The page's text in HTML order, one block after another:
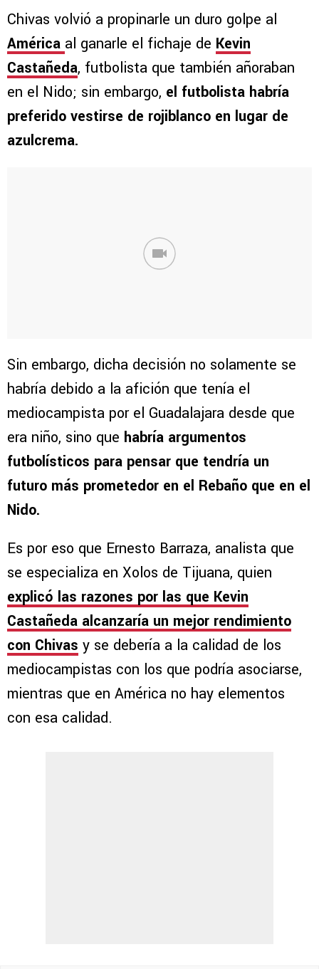
Chivas volvió a propinarle un duro golpe al
América al ganarle el fichaje de Kevin
Castañeda, futbolista que también añoraban
en el Nido; sin embargo, el futbolista habría
preferido vestirse de rojiblanco en lugar de
azulcrema.
Sin embargo, dicha decisión no solamente se
habría debido a la afición que tenía el
mediocampista por el Guadalajara desde que
era niño, sino que habría argumentos
futbolísticos para pensar que tendría un
futuro más prometedor en el Rebaño que en el
Nido.
Es por eso que Ernesto Barraza, analista que
se especializa en Xolos de Tijuana, quien
explicó las razones por las que Kevin
Castañeda alcanzaría un mejor rendimiento
con Chivas y se debería a la calidad de los
mediocampistas con los que podría asociarse,
mientras que en América no hay elementos
con esa calidad.